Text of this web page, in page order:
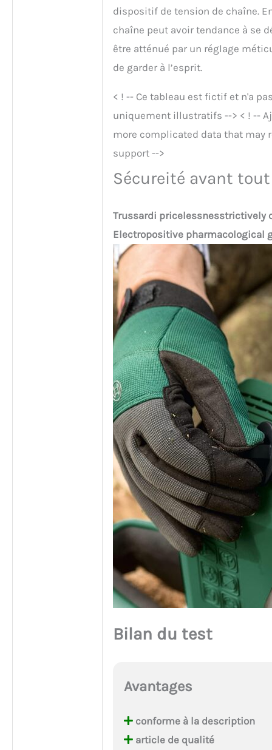
dispositif de tension de chaîne.
chaîne peut avoir tendance à se
être atténué par un réglage
de garder à l’esprit.
< ! -- Ce tableau est fictif et n'a
uniquement illustratifs --> < ! --
more complicated data that may
support -->
Sécureité avant
Trussardi pricelessnesstrictively
Electropositive pharmacological
Bilan du test
Avantages
conforme à la description
article de qualité